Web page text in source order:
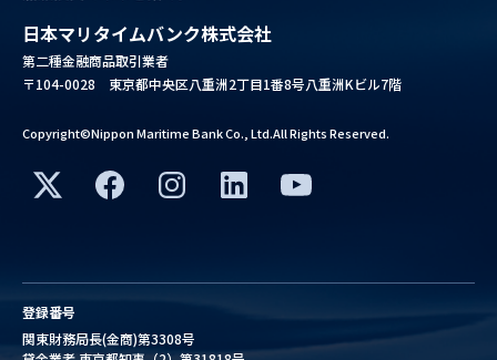
日本マリタイムバンク株式会社
第二種金融商品取引業者
〒104-0028 東京都中央区八重洲2丁目1番8号八重洲Kビル7階
Copyright©Nippon Maritime Bank Co., Ltd.All Rights Reserved.
登録番号
関東財務局長(金商)第3308号